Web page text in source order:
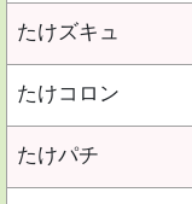
たけズキュ
たけコロン
たけパチ